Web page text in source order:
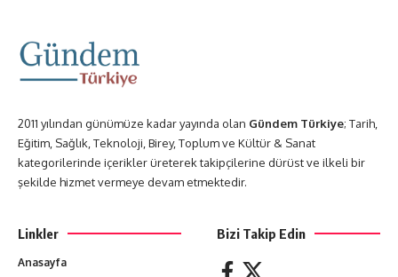
2011 yılından günümüze kadar yayında olan Gündem Türkiye; Tarih,
Eğitim, Sağlık, Teknoloji, Birey, Toplum ve Kültür & Sanat
kategorilerinde içerikler üreterek takipçilerine dürüst ve ilkeli bir
şekilde hizmet vermeye devam etmektedir.
Linkler
Anasayfa
Bizi Takip Edin